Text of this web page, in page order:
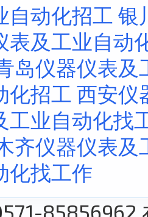
自动化招工 银
表及工业自动
岛仪器仪表及
化招工 西安仪
工业自动化找
齐仪器仪表及
化找工作
85856962